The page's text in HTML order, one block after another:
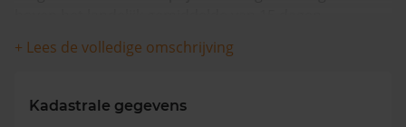
De gemiddelde huizenprijs is €675.000. De gemiddelde
de gemiddelde woningwaarde met 7,1% gestegen.
+ Lees de volledige omschrijving
Kadastrale gegevens